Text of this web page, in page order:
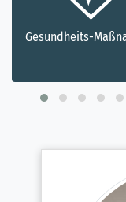
Gesundheits-